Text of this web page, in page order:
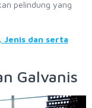
pelindung yang
Jenis dan serta
Galvanis